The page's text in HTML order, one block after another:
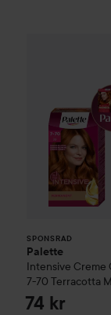
SPONSRAD
Palette
Intensive Creme
7-70 Terracotta
Blonde
74 kr